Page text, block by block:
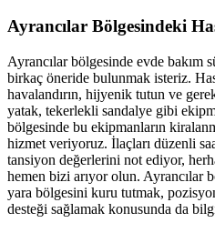
Ayrancılar Bölgesindeki
Ayrancılarbölgesinde evde bakım
birkaç öneride bulunmak isteriz.
havalandırın, hijyenik tutun ve
yatak, tekerlekli sandalye gibi
bölgesinde bu ekipmanların
hizmet veriyoruz. İlaçları düzenli
tansiyon değerlerini not ediyor,
hemen bizi arıyor olun. Ayrancılar
yara bölgesini kuru tutmak,
desteği sağlamak konusunda da